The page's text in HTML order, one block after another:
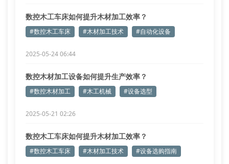
数控木工车床如何提升木材加工效率？
#数控木工车床 #木材加工技术 #自动化设备
2025-05-24 06:44
数控木材加工设备如何提升生产效率？
#数控木材加工 #木工机械 #设备选型
2025-05-21 02:26
数控木工车床如何提升木材加工效率？
#数控木工车床 #木材加工技术 #设备选购指南